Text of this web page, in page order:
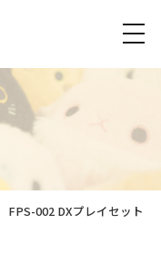
FPS-002 DXプレイセット